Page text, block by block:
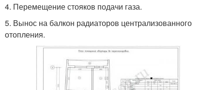
4.​ Перемещение стояков подачи газа.
5.​ Вынос на балкон радиаторов централизованного
отопления.